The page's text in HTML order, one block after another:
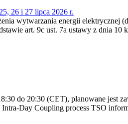
26 i 27 lipca 2026 r.
wytwarzania energii elektrycznej
art. 9c ust. 7a ustawy z dnia 10
do 20:30 (CET), planowane jest
Day Coupling process TSO